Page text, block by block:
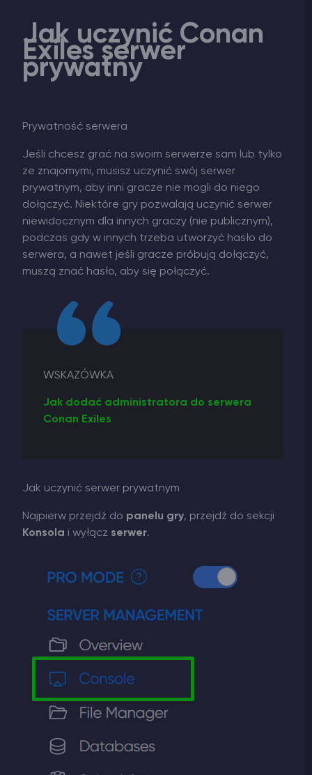
Jak uczynić Conan
Exiles serwer
prywatny
Prywatność serwera
Jeśli chcesz grać na swoim serwerze sam lub tylko
ze znajomymi, musisz uczynić swój serwer
prywatnym, aby inni gracze nie mogli do niego
dołączyć. Niektóre gry pozwalają uczynić serwer
niewidocznym dla innych graczy (nie publicznym),
podczas gdy w innych trzeba utworzyć hasło do
serwera, a nawet jeśli gracze próbują dołączyć,
muszą znać hasło, aby się połączyć.
WSKAZÓWKA
Jak dodać administratora do serwera
Conan Exiles
Jak uczynić serwer prywatnym
Najpierw przejdź do panelu gry, przejdź do sekcji
Konsola i wyłącz serwer.